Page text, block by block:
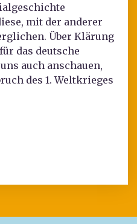
mit der anderer
Über Klärung
das deutsche
auch anschauen,
des 1. Weltkrieges